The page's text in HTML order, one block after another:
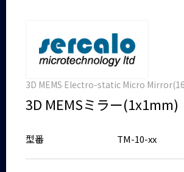
3D MEMS Electro-static Micro
3D MEMSミラー(1x1mm)
型番 TM-10-xx